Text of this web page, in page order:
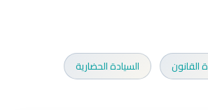
القانون السيادة الحضارية